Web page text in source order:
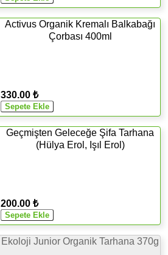
Activus Organik Kremalı Balkabağı
Çorbası 400ml
330.00 ₺
Geçmişten Geleceğe Şifa Tarhana
(Hülya Erol, Işıl Erol)
200.00 ₺
Ekoloji Junior Organik Tarhana 370g